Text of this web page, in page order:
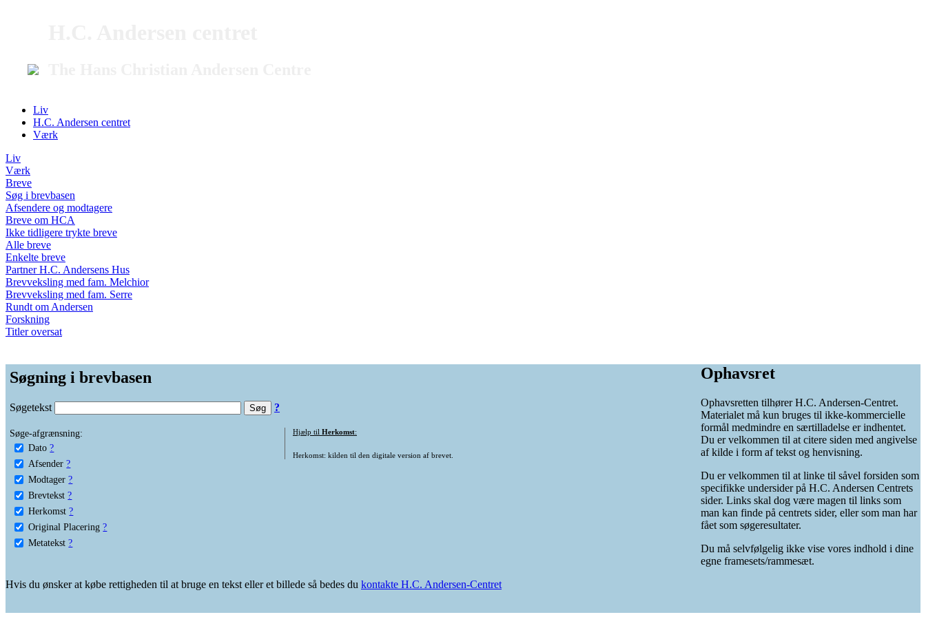
Liv
H.C. Andersen centret
Værk
Liv
Værk
Breve
Søg i brevbasen
Afsendere og modtagere
Breve om HCA
Ikke tidligere trykte breve
Alle breve
Enkelte breve
Partner H.C. Andersens Hus
Brevveksling med fam. Melchior
Brevveksling med fam. Serre
Rundt om Andersen
Forskning
Titler oversat
Søgning i brevbasen
Søgetekst ?
Søge-afgrænsning:
Dato ?
Afsender ?
Modtager ?
Brevtekst ?
Herkomst ?
Original Placering ?
Metatekst ?
Hjælp til Herkomst:
Herkomst: kilden til den digitale version af brevet.
Ophavsret
Ophavsretten tilhører H.C. Andersen-Centret.
Materialet må kun bruges til ikke-kommercielle
formål medmindre en særtilladelse er indhentet.
Du er velkommen til at citere siden med angivelse
af kilde i form af tekst og henvisning.
Du er velkommen til at linke til såvel forsiden som
specifikke undersider på H.C. Andersen Centrets
sider. Links skal dog være magen til links som
man kan finde på centrets sider, eller som man har
fået som søgeresultater.
Du må selvfølgelig ikke vise vores indhold i dine
egne framesets/rammesæt.
Hvis du ønsker at købe rettigheden til at bruge en tekst eller et billede så bedes du kontakte H.C. Andersen-Centret